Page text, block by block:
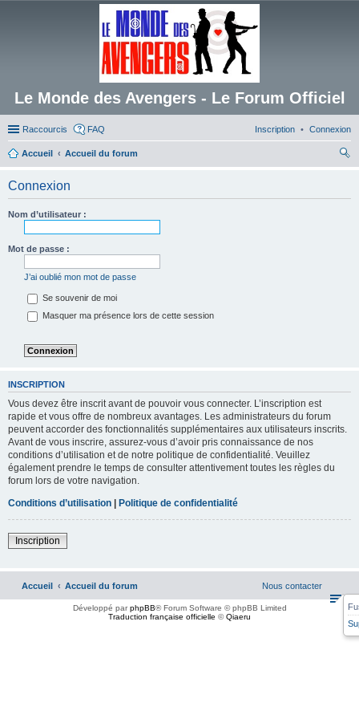
Le Monde des Avengers - Le Forum Officiel
Raccourcis FAQ Connexion
Inscription
Accueil
Accueil du forum
Connexion
Nom d’utilisateur :
Mot de passe :
J’ai oublié mon mot de passe
Se souvenir de moi
Masquer ma présence lors de cette session
INSCRIPTION
Vous devez être inscrit avant de pouvoir vous connecter. L’inscription est
rapide et vous offre de nombreux avantages. Les administrateurs du forum
peuvent accorder des fonctionnalités supplémentaires aux utilisateurs inscrits.
Avant de vous inscrire, assurez-vous d’avoir pris connaissance de nos
conditions d’utilisation et de notre politique de confidentialité. Veuillez
également prendre le temps de consulter attentivement toutes les règles du
forum lors de votre navigation.
Conditions d’utilisation | Politique de confidentialité
Inscription
Accueil Accueil du forum Nous contacter
Développé parphpBB® Forum Software © phpBB Limited
Traduction française officielle ©Qiaeru